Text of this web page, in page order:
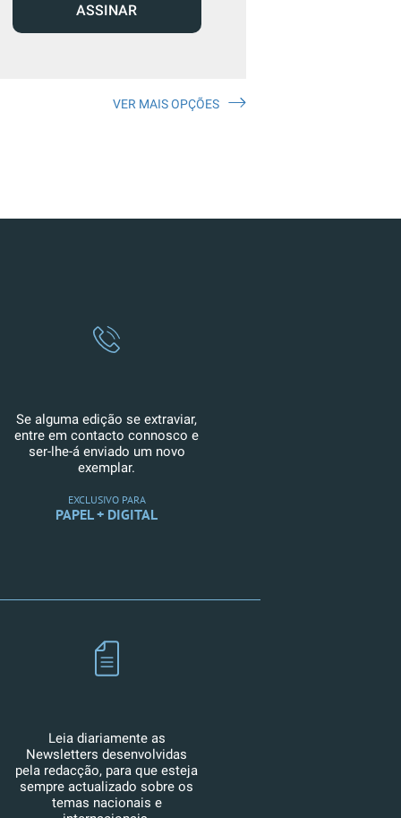
ASSINAR
VER MAIS OPÇÕES
Se alguma edição se extraviar,
entre em contacto connosco e
ser-lhe-á enviado um novo
exemplar.
EXCLUSIVO PARA
PAPEL + DIGITAL
Leia diariamente as
Newsletters desenvolvidas
pela redacção, para que esteja
sempre actualizado sobre os
temas nacionais e